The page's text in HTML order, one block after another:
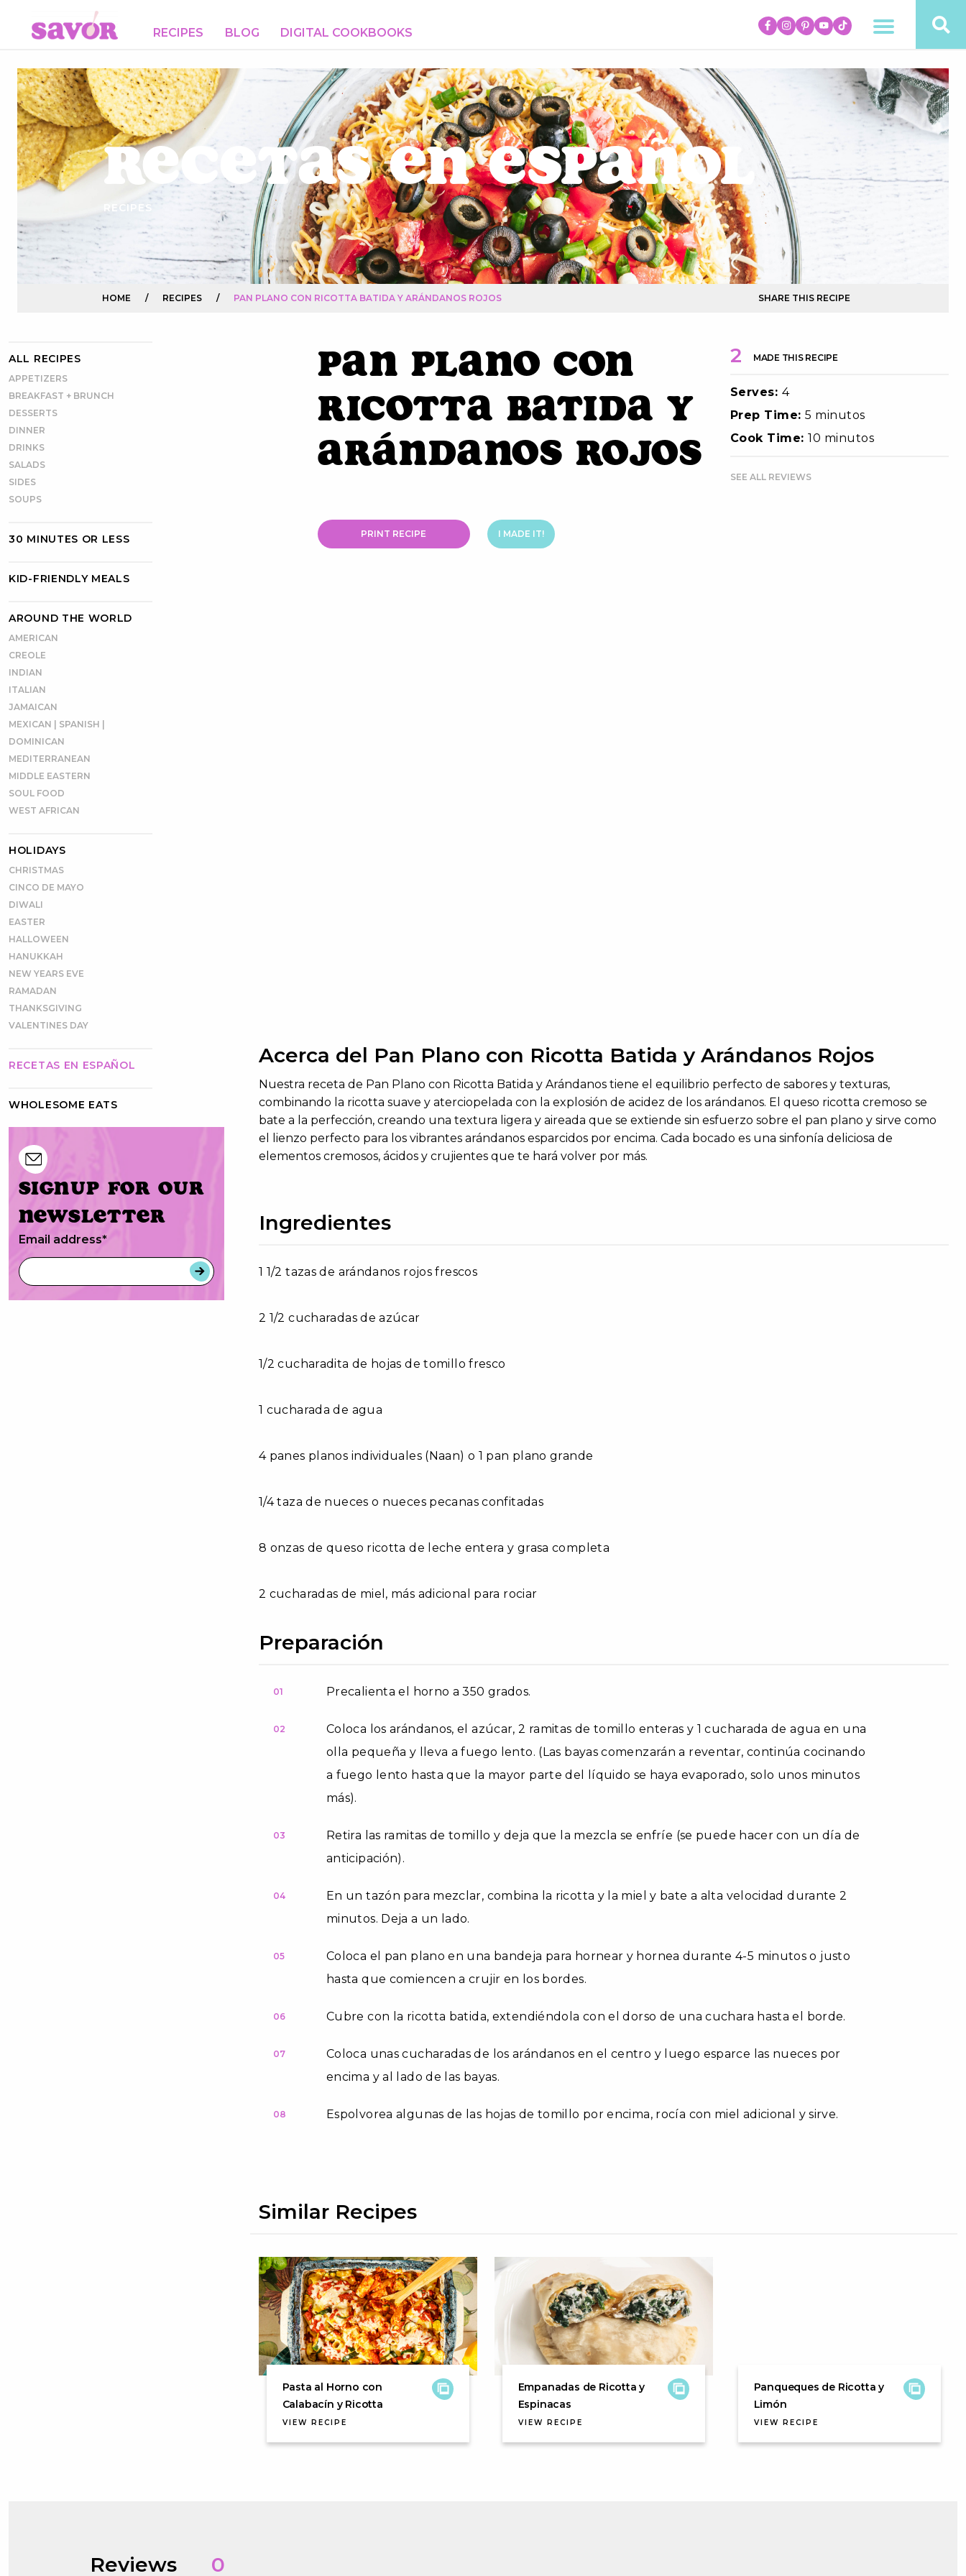
RECIPES BLOG DIGITAL COOKBOOKS
Recetas en Español
RECIPES
HOME / RECIPES / PAN PLANO CON RICOTTA BATIDA Y ARÁNDANOS ROJOS SHARE THIS RECIPE
ALL RECIPES
APPETIZERS
BREAKFAST + BRUNCH
DESSERTS
DINNER
DRINKS
SALADS
SIDES
SOUPS
30 MINUTES OR LESS
KID-FRIENDLY MEALS
AROUND THE WORLD
AMERICAN
CREOLE
INDIAN
ITALIAN
JAMAICAN
MEXICAN | SPANISH |
DOMINICAN
MEDITERRANEAN
MIDDLE EASTERN
SOUL FOOD
WEST AFRICAN
HOLIDAYS
CHRISTMAS
CINCO DE MAYO
DIWALI
EASTER
HALLOWEEN
HANUKKAH
NEW YEARS EVE
RAMADAN
THANKSGIVING
VALENTINES DAY
RECETAS EN ESPAÑOL
WHOLESOME EATS
Signup for our
newsletter
Email address*
Pan Plano con
Ricotta Batida y
Arándanos Rojos
PRINT RECIPE I MADE IT!
2 MADE THIS RECIPE
Serves: 4
Prep Time:5 minutos
Cook Time:10 minutos
SEE ALL REVIEWS
Acerca del Pan Plano con Ricotta Batida y Arándanos Rojos
Nuestra receta de Pan Plano con Ricotta Batida y Arándanos tiene el equilibrio perfecto de sabores y texturas,
combinando la ricotta suave y aterciopelada con la explosión de acidez de los arándanos. El queso ricotta cremoso se
bate a la perfección, creando una textura ligera y aireada que se extiende sin esfuerzo sobre el pan plano y sirve como
el lienzo perfecto para los vibrantes arándanos esparcidos por encima. Cada bocado es una sinfonía deliciosa de
elementos cremosos, ácidos y crujientes que te hará volver por más.
Ingredientes
1 1/2 tazas de arándanos rojos frescos
2 1/2 cucharadas de azúcar
1/2 cucharadita de hojas de tomillo fresco
1 cucharada de agua
4 panes planos individuales (Naan) o 1 pan plano grande
1/4 taza de nueces o nueces pecanas confitadas
8 onzas de queso ricotta de leche entera y grasa completa
2 cucharadas de miel, más adicional para rociar
Preparación
01 Precalienta el horno a 350 grados.
02
Coloca los arándanos, el azúcar, 2 ramitas de tomillo enteras y 1 cucharada de agua en una
olla pequeña y lleva a fuego lento. (Las bayas comenzarán a reventar, continúa cocinando
a fuego lento hasta que la mayor parte del líquido se haya evaporado, solo unos minutos
más).
03
Retira las ramitas de tomillo y deja que la mezcla se enfríe (se puede hacer con un día de
anticipación).
04
En un tazón para mezclar, combina la ricotta y la miel y bate a alta velocidad durante 2
minutos. Deja a un lado.
05
Coloca el pan plano en una bandeja para hornear y hornea durante 4-5 minutos o justo
hasta que comiencen a crujir en los bordes.
06 Cubre con la ricotta batida, extendiéndola con el dorso de una cuchara hasta el borde.
07
Coloca unas cucharadas de los arándanos en el centro y luego esparce las nueces por
encima y al lado de las bayas.
08 Espolvorea algunas de las hojas de tomillo por encima, rocía con miel adicional y sirve.
Similar Recipes
Pasta al Horno con
Calabacín y Ricotta
VIEW RECIPE
Empanadas de Ricotta y
Espinacas
VIEW RECIPE
Panqueques de Ricotta y
Limón
VIEW RECIPE
Reviews 0